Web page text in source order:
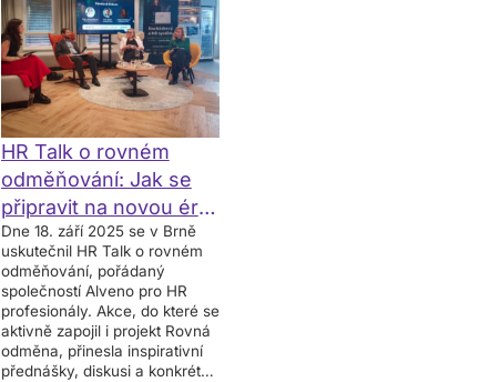
HR Talk o rovném
odměňování: Jak se
připravit na novou éru
transparentnosti
Dne 18. září 2025 se v Brně
uskutečnil HR Talk o rovném
odměňování, pořádaný
společností Alveno pro HR
profesionály. Akce, do které se
aktivně zapojil i projekt Rovná
odměna, přinesla inspirativní
přednášky, diskusi a konkrétní